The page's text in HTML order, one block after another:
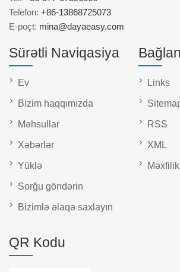
Telefon: +86-13868725073
E-poçt: mina@dayaeasy.com
Sürətli Naviqasiya
Ev
Bizim haqqımızda
Məhsullar
Xəbərlər
Yüklə
Sorğu göndərin
Bizimlə əlaqə saxlayın
Links
RSS
XML
QR Kodu